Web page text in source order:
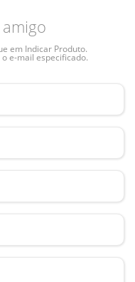
em Indicar Produto.
e-mail especificado.